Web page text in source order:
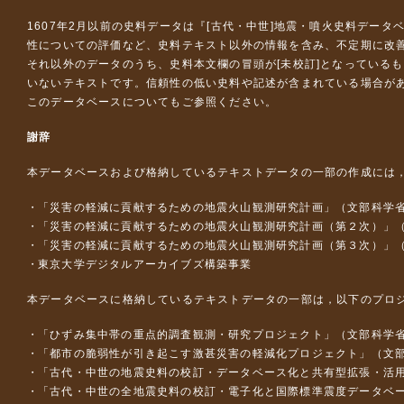
1607年2月以前の史料データは『 [古代・中世]地震・噴火史料データ
性についての評価など、史料テキスト以外の情報を含み、不定期に改
それ以外のデータのうち、史料本文欄の冒頭が[未校訂]となっている
いないテキストです。信頼性の低い史料や記述が含まれている場合が
このデータベースについて もご参照ください。
謝辞
本データベースおよび格納しているテキストデータの一部の作成には
「災害の軽減に貢献するための地震火山観測研究計画」（文部科学
「災害の軽減に貢献するための地震火山観測研究計画（第２次）」
「災害の軽減に貢献するための地震火山観測研究計画（第３次）」
東京大学デジタルアーカイブズ構築事業
本データベースに格納しているテキストデータの一部は，以下のプロ
「ひずみ集中帯の重点的調査観測・研究プロジェクト」（文部科
「都市の脆弱性が引き起こす激甚災害の軽減化プロジェクト」（
「古代・中世の地震史料の校訂・データベース化と共有型拡張・
「古代・中世の全地震史料の校訂・電子化と国際標準震度データ